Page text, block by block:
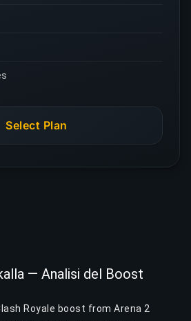
Select Plan
— Analisi del Boost
Royale boost from Arena 2